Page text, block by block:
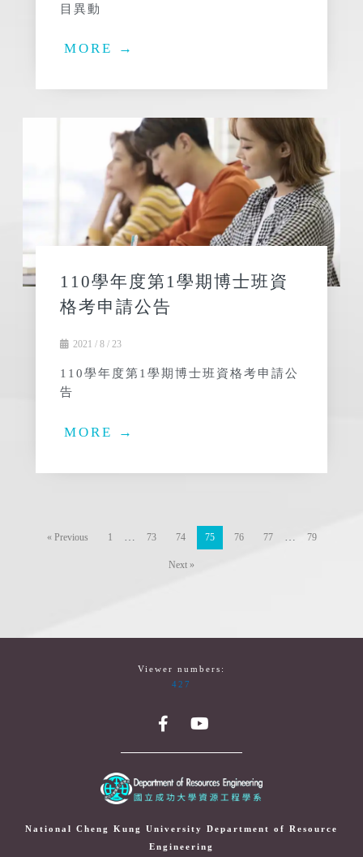
目異動
MORE →
110學年度第1學期博士班資
格考申請公告
2021 / 8 / 23
110學年度第1學期博士班資格考申請公
告
MORE →
« Previous 1 … 73 74 75 76 77 … 79
Next »
Viewer numbers:
427
National Cheng Kung University Department of Resource
Engineering